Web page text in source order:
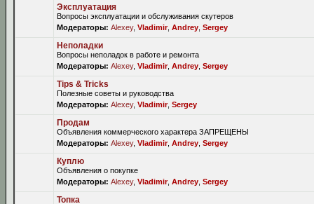
Эксплуатация
Вопросы эксплуатации и обслуживания скутеров
Модераторы: Alexey, Vladimir, Andrey Sergey
Неполадки
Вопросы неполадок в работе и ремонта
Модераторы: Alexey, Vladimir, Andrey Sergey
Tips & Tricks
Полезные советы и руководства
Модераторы: Alexey, Vladimir, Sergey
Продам
Объявления коммерческого характера ЗАПРЕЩЕНЫ
Модераторы: Alexey, Vladimir, Andrey Sergey
Куплю
Объявления о покупке
Модераторы: Alexey, Vladimir, Andrey Sergey
Топка